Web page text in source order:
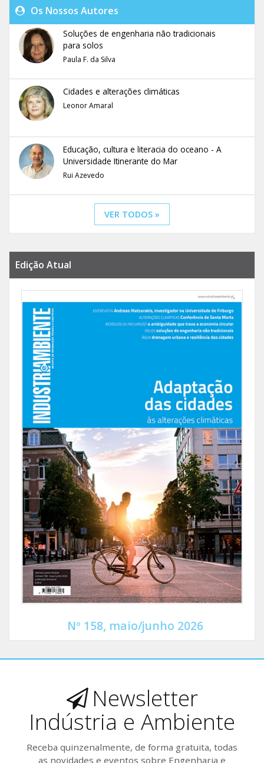
Os Nossos Autores
Soluções de engenharia não tradicionais
para solos
Paula F. da Silva
Cidades e alterações climáticas
Leonor Amaral
Educação, cultura e literacia do oceano - A
Universidade Itinerante do Mar
Rui Azevedo
VER TODOS »
Edição Atual
Nº 158, maio/junho 2026
Newsletter
Indústria e Ambiente
Receba quinzenalmente, de forma gratuita, todas
as novidades e eventos sobre Engenharia e